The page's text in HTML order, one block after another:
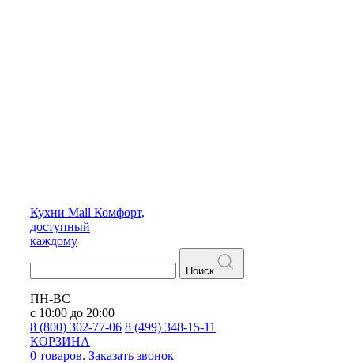
Кухни Mall Комфорт,
доступный
каждому
Поиск
ПН-ВС
с 10:00 до 20:00
8 (800) 302-77-06 8 (499) 348-15-11
КОРЗИНА
0 товаров. Заказать звонок